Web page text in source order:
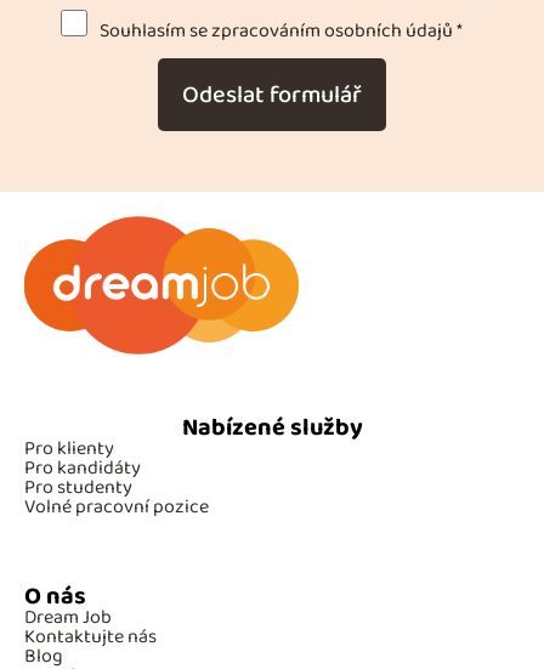
Souhlasím se zpracováním osobních údajů *
Odeslat formulář
Nabízené služby
Pro klienty
Pro kandidáty
Pro studenty
Volné pracovní pozice
O nás
Dream Job
Kontaktujte nás
Blog